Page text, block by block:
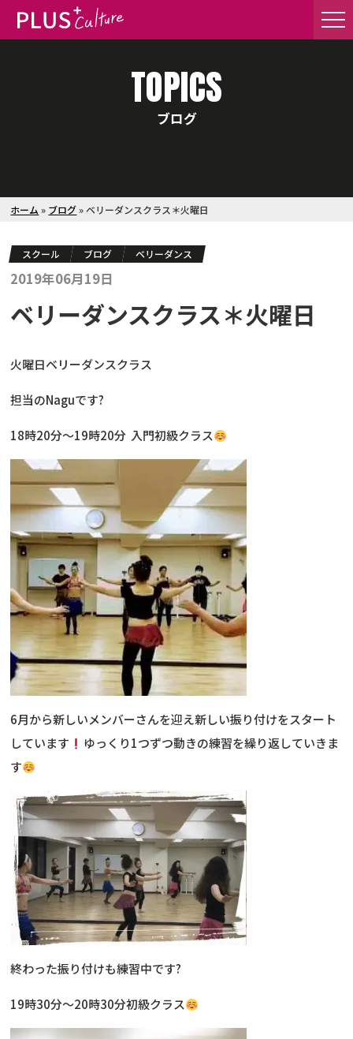
TOPICS
ブログ
ホーム » ブログ»ベリーダンスクラス＊火曜日
スクール ブログ ベリーダンス
2019年06月19日
ベリーダンスクラス＊火曜日
火曜日ベリーダンスクラス
担当のNaguです?
18時20分～19時20分 入門初級クラス
6月から新しいメンバーさんを迎え新しい振り付けをスタート
しています
ゆっくり1つずつ動きの練習を繰り返していきま
す
終わった振り付けも練習中です?
19時30分～20時30分初級クラス